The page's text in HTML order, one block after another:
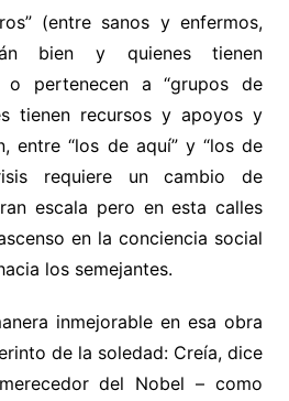
(entre sanos y enfermos,
bien y quienes tienen
o pertenecen a “grupos de
tienen recursos y apoyos y
entre “los de aquí” y “los de
requiere un cambio de
escala pero en esta calles
en la conciencia social
los semejantes.
inmejorable en esa obra
de la soledad: Creía, dice
del Nobel – como